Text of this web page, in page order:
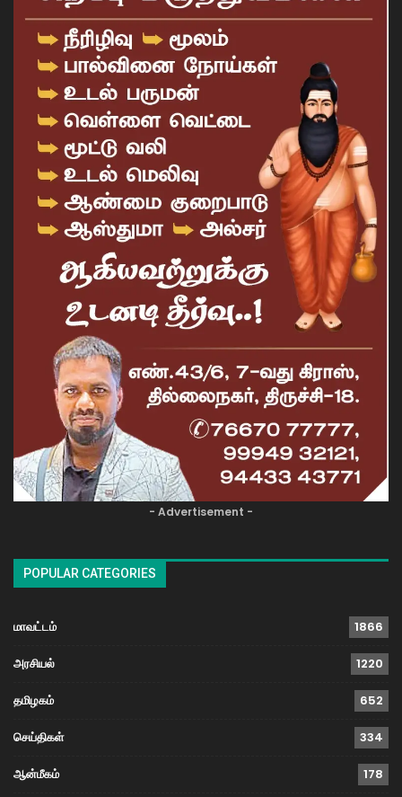
- Advertisement -
POPULAR CATEGORIES
மாவட்டம் 1866
அரசியல் 1220
தமிழகம் 652
செய்திகள் 334
ஆன்மீகம் 178